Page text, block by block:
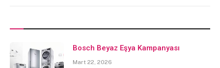
Bosch Beyaz Eşya Kampanyası
Mart 22, 2026